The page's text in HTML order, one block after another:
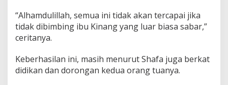
“Alhamdulillah, semua ini tidak akan tercapai jika
tidak dibimbing ibu Kinang yang luar biasa sabar,”
ceritanya.
Keberhasilan ini, masih menurut Shafa juga berkat
didikan dan dorongan kedua orang tuanya.